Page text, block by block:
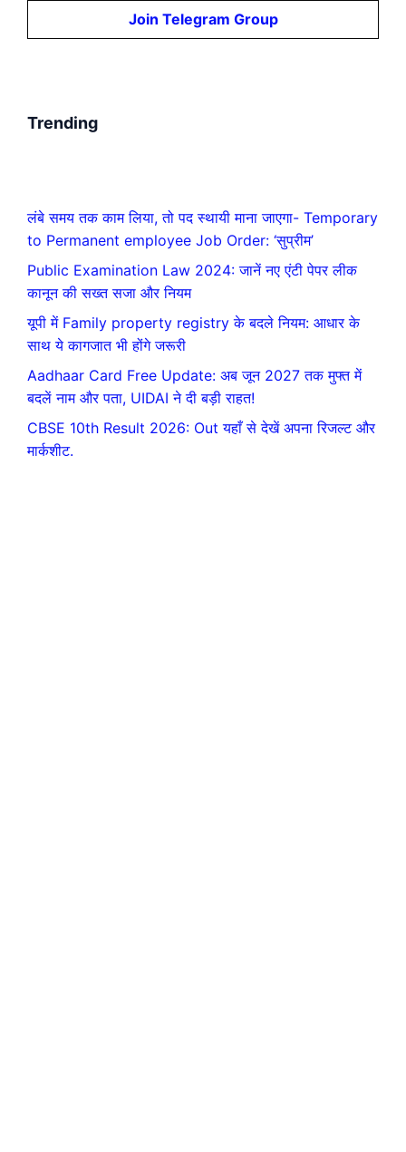
Join Telegram Group
Trending
लंबे समय तक काम लिया, तो पद स्थायी माना जाएगा- Temporary
to Permanent employee Job Order: ‘सुप्रीम’
Public Examination Law 2024: जानें नए एंटी पेपर लीक
कानून की सख्त सजा और नियम
यूपी में Family property registry के बदले नियम: आधार के
साथ ये कागजात भी होंगे जरूरी
Aadhaar Card Free Update: अब जून 2027 तक मुफ्त में
बदलें नाम और पता, UIDAI ने दी बड़ी राहत!
CBSE 10th Result 2026: Out यहाँ से देखें अपना रिजल्ट और
मार्कशीट.